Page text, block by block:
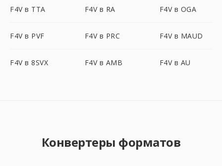
F4V в TTA F4V в RA F4V в OGA
F4V в PVF F4V в PRC F4V в MAUD
F4V в 8SVX F4V в AMB F4V в AU
Конвертеры форматов